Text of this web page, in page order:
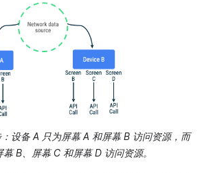
设备 A 只为屏幕 A 和屏幕 B 访问资源，而
B、屏幕 C 和屏幕 D 访问资源。